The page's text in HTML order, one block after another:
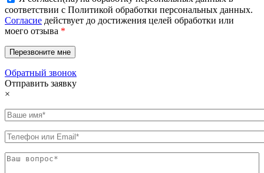
соответствии с Политикой обработки персональных данных.
Согласие действует до достижения целей обработки или
моего отзыва *
Обратный звонок
Отправить заявку
×